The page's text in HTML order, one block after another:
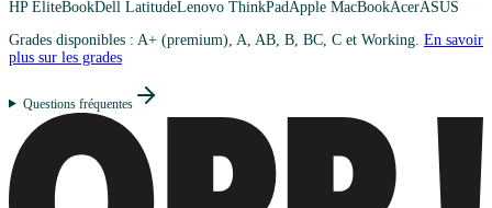
HP EliteBookDell LatitudeLenovo ThinkPadApple MacBookAcerASUS
Grades disponibles : A+ (premium), A, AB, B, BC, C et Working. En savoir
plus sur les grades
Questions fréquentes